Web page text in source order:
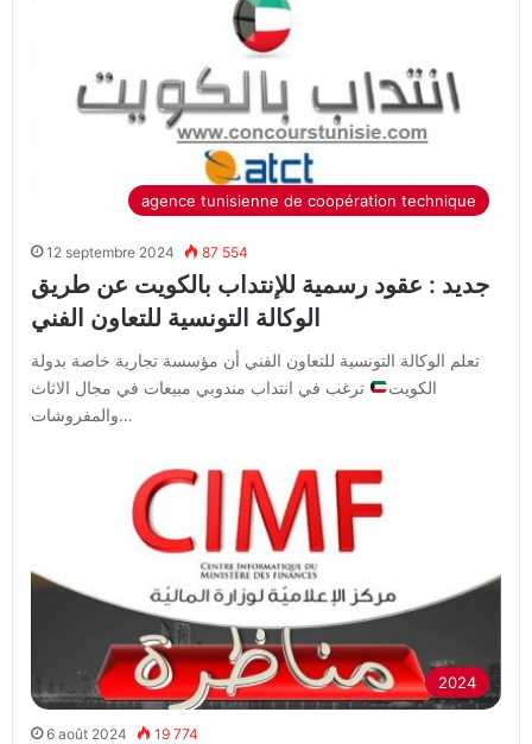
agence tunisienne de coopération technique
12 septembre 2024 87 554
جديد : عقود رسمية للإنتداب بالكويت عن طريق
الوكالة التونسية للتعاون الفني
تعلم الوكالة التونسية للتعاون الفني أن مؤسسة تجارية خاصة بدولة
الكويت
ترغب في انتداب مندوبي مبيعات في مجال الاثاث
والمفروشات…
2024
6 août 2024 19 774